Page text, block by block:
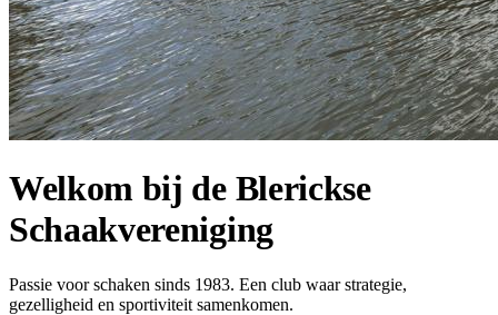
Welkom bij de Blerickse
Schaakvereniging
Passie voor schaken sinds 1983. Een club waar strategie,
gezelligheid en sportiviteit samenkomen.